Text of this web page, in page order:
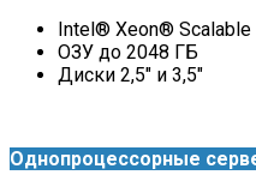
Intel® Xeon® Scalable
ОЗУ до 2048 ГБ
Диски 2,5″ и 3,5″
Однопроцессорные